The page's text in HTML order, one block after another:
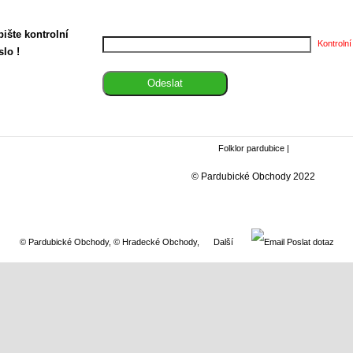
kontrolní
!
Folklor pardubice|
© Pardubické Obchody 2022
© Pardubické Obchody, © Hradecké Obchody, Další Poslat dotaz